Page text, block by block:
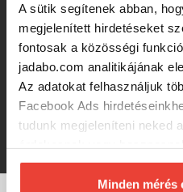
A sütik segítenek abban,
megjelenített hirdetéseket
fontosak a közösségi
jadabo.com analitikájának
Az adatokat felhasználjuk
Facebook Ads
tudunk megjeleníteni neked
biztosításához arra kérünk,
számunkra minden mérés
Minden mérés
-26%
Gunki
UV Fry
-28%